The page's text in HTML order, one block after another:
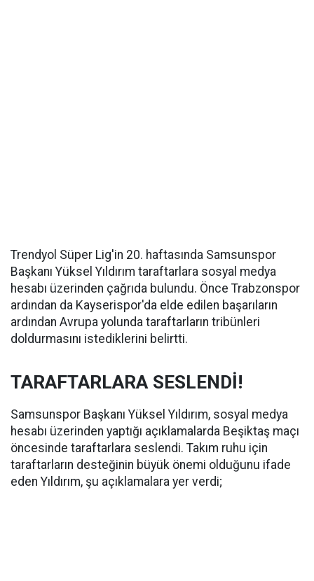
Trendyol Süper Lig'in 20. haftasında Samsunspor
Başkanı Yüksel Yıldırım taraftarlara sosyal medya
hesabı üzerinden çağrıda bulundu. Önce Trabzonspor
ardından da Kayserispor'da elde edilen başarıların
ardından Avrupa yolunda taraftarların tribünleri
doldurmasını istediklerini belirtti.
TARAFTARLARA SESLENDİ!
Samsunspor Başkanı Yüksel Yıldırım, sosyal medya
hesabı üzerinden yaptığı açıklamalarda Beşiktaş maçı
öncesinde taraftarlara seslendi. Takım ruhu için
taraftarların desteğinin büyük önemi olduğunu ifade
eden Yıldırım, şu açıklamalara yer verdi;